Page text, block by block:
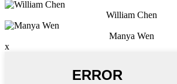
William Chen
Manya Wen
x